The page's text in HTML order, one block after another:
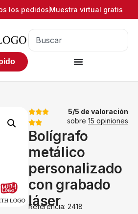
los pedidosMuestra virtual gratis
5/5 de valoración
sobre 15 opiniones
Bolígrafo
metálico
personalizado
con grabado
láser
Referencia: 2418